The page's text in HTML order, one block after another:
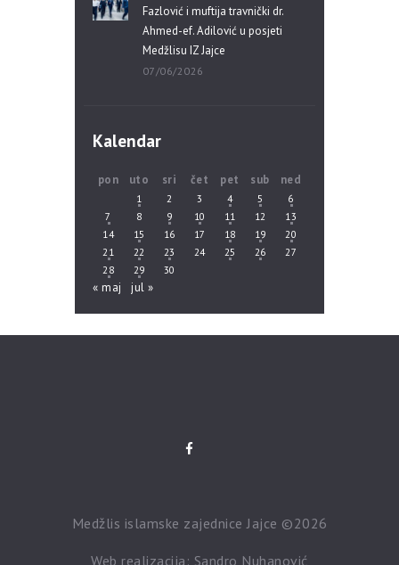
Fazlović i muftija travnički dr.
Ahmed-ef. Adilović u posjeti
Medžlisu IZ Jajce
07/06/2026
Kalendar
pon uto sri čet pet sub ned
1 2 3 4 5
6
7
8 9 10 11 12
13
14
15 16 17 18 19
20
21
22 23 24 25 26
27
28
29 30
« maj jul »
Medžlis islamske zajednice Jajce ©2026
Web realizacija: Sandro Nuhanović